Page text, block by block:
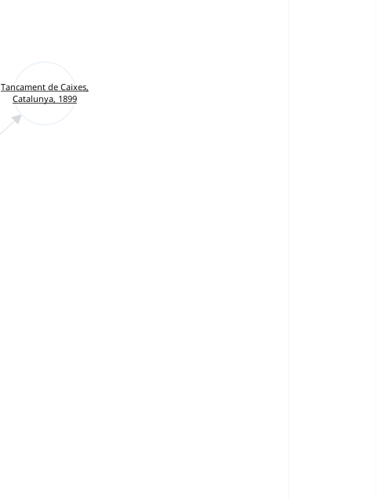
Tancament de Caixes,
Catalunya, 1899